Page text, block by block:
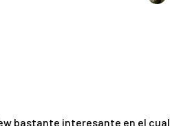
bastante interesante en el